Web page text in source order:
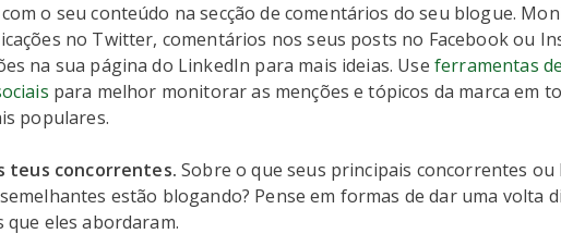
o seu conteúdo na secção de comentários do seu blogue.
no Twitter, comentários nos seus posts no Facebook ou
na sua página do LinkedIn para mais ideias. Use ferramentas
para melhor monitorar as menções e tópicos da marca em
populares.
teus concorrentes. Sobre o que seus principais concorrentes
estão blogando? Pense em formas de dar uma volta
que eles abordaram.